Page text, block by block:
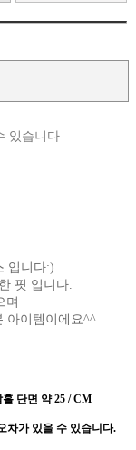
있습니다
입니다:)
핏 입니다.
며
아이템이에요^^
단면 약 25 / CM
차가 있을 수 있습니다.